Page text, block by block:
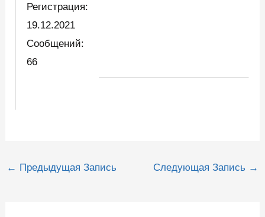
Регистрация:
19.12.2021
Сообщений:
66
Навигация
← Предыдущая Запись Следующая Запись →